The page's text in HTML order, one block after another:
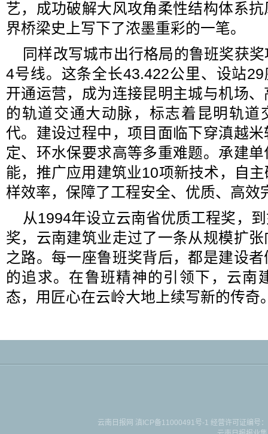
艺，成功破解大风攻角柔性结构体系
界桥梁史上写下了浓墨重彩的一笔。
同样改写城市出行格局的鲁班奖获
4号线。这条全长43.422公里、设站
开通运营，成为连接昆明主城与机场
的轨道交通大动脉，标志着昆明轨道
代。建设过程中，项目面临下穿滇越
定、环水保要求高等多重难题。承建
能，推广应用建筑业10项新技术，自
样效率，保障了工程安全、优质、高效
从1994年设立云南省优质工程奖，
奖，云南建筑业走过了一条从规模扩
之路。每一座鲁班奖背后，都是建设
的追求。在鲁班精神的引领下，云南
态，用匠心在云岭大地上续写新的传奇
云南日报网 滇ICP备11000491号-1 经营许可证编号